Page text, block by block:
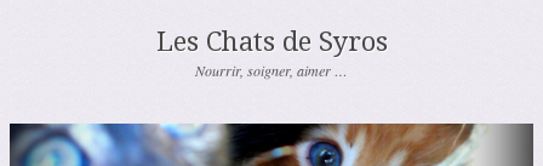
Les Chats de Syros
Nourrir, soigner, aimer …